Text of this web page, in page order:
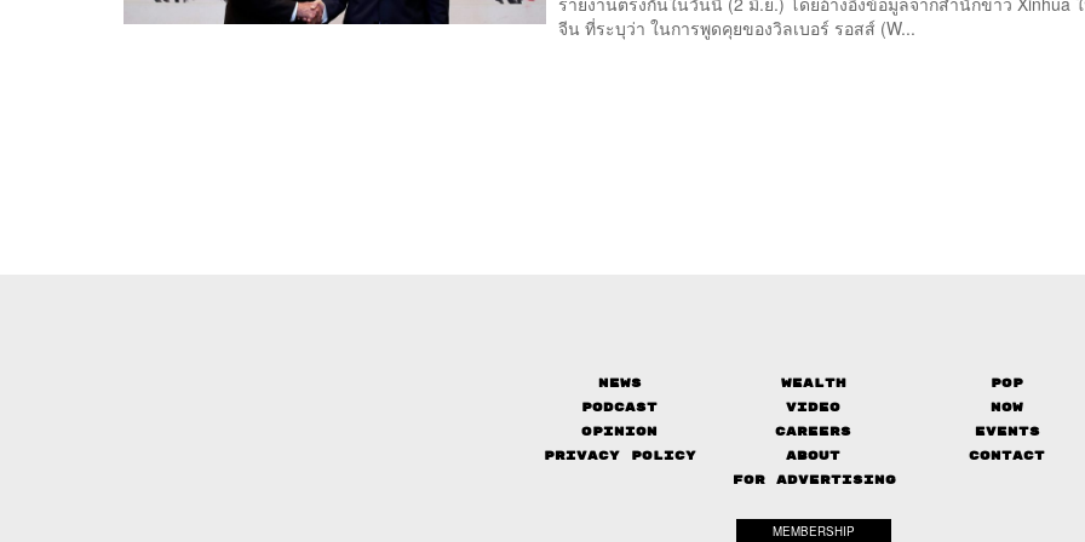
จีน ที่ระบุว่า ในการพูดคุยของวิลเบอร์ รอสส์ (W...
News Wealth
Pop
Podcast
Video
Now
Opinion
Careers
Events
Privacy Policy
About
Contact
FOR ADVERTISING
MEMBERSHIP